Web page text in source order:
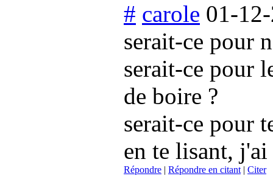
# carole 01-
serait-ce pour
serait-ce pour
de boire ?
serait-ce pour
en te lisant,
Répondre | Répondre en citant| Citer